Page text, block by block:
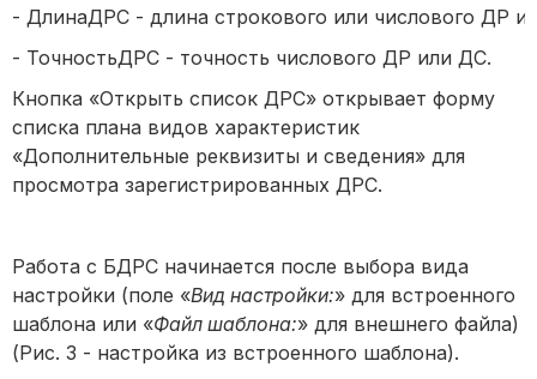
- ДлинаДРС - длина строкового или числового ДР
- ТочностьДРС - точность числового ДР или ДС.
Кнопка «Открыть список ДРС» открывает форму
списка плана видов характеристик
«Дополнительные реквизиты и сведения» для
просмотра зарегистрированных ДРС.
Работа с БДРС начинается после выбора вида
настройки (поле «Вид настройки:» для встроенного
шаблона или «Файл шаблона:» для внешнего файла)
(Рис. 3 - настройка из встроенного шаблона).